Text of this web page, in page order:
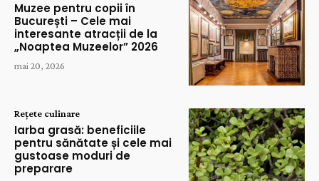
Muzee pentru copii în
București – Cele mai
interesante atracții de la
„Noaptea Muzeelor” 2026
mai 20, 2026
Rețete culinare
Iarba grasă: beneficiile
pentru sănătate și cele mai
gustoase moduri de
preparare